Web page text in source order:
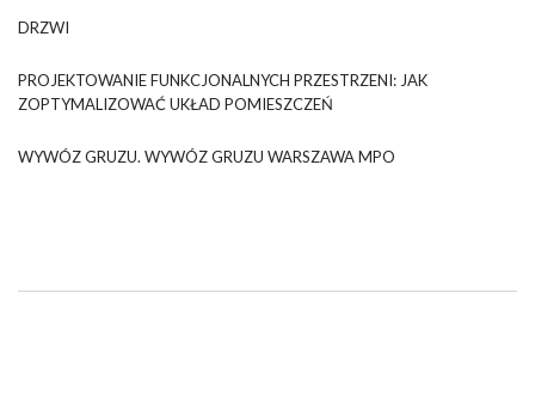
DRZWI
PROJEKTOWANIE FUNKCJONALNYCH PRZESTRZENI: JAK
ZOPTYMALIZOWAĆ UKŁAD POMIESZCZEŃ
WYWÓZ GRUZU. WYWÓZ GRUZU WARSZAWA MPO